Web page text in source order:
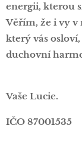
energii, kterou
Věřím, že i vy v
který vás
duchovní
Vaše Lucie.
IČO 87001535